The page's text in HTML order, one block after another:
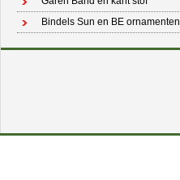
Bindels Sun en BE ornamenten